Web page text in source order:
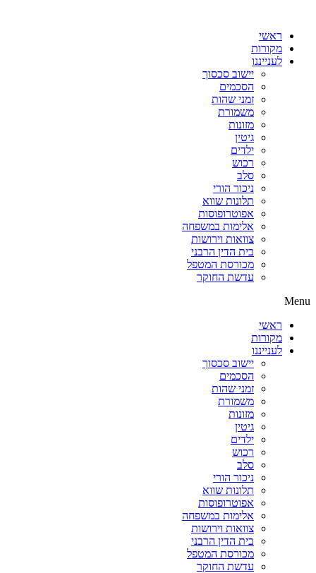
ראשי
מקורות
לענייננו
יישוב סכסוך
הסכמים
זמני שהות
משמורת
מזונות
גיטין
ילדים
רכוש
סלב
ניכור הורי
תלונות שווא
אפוטרופוסות
אלימות במשפחה
צוואות וירושות
בית הדין הרבני
מכורסת המטפל
עדשת החוקר
Menu
ראשי
מקורות
לענייננו
יישוב סכסוך
הסכמים
זמני שהות
משמורת
מזונות
גיטין
ילדים
רכוש
סלב
ניכור הורי
תלונות שווא
אפוטרופוסות
אלימות במשפחה
צוואות וירושות
בית הדין הרבני
מכורסת המטפל
עדשת החוקר